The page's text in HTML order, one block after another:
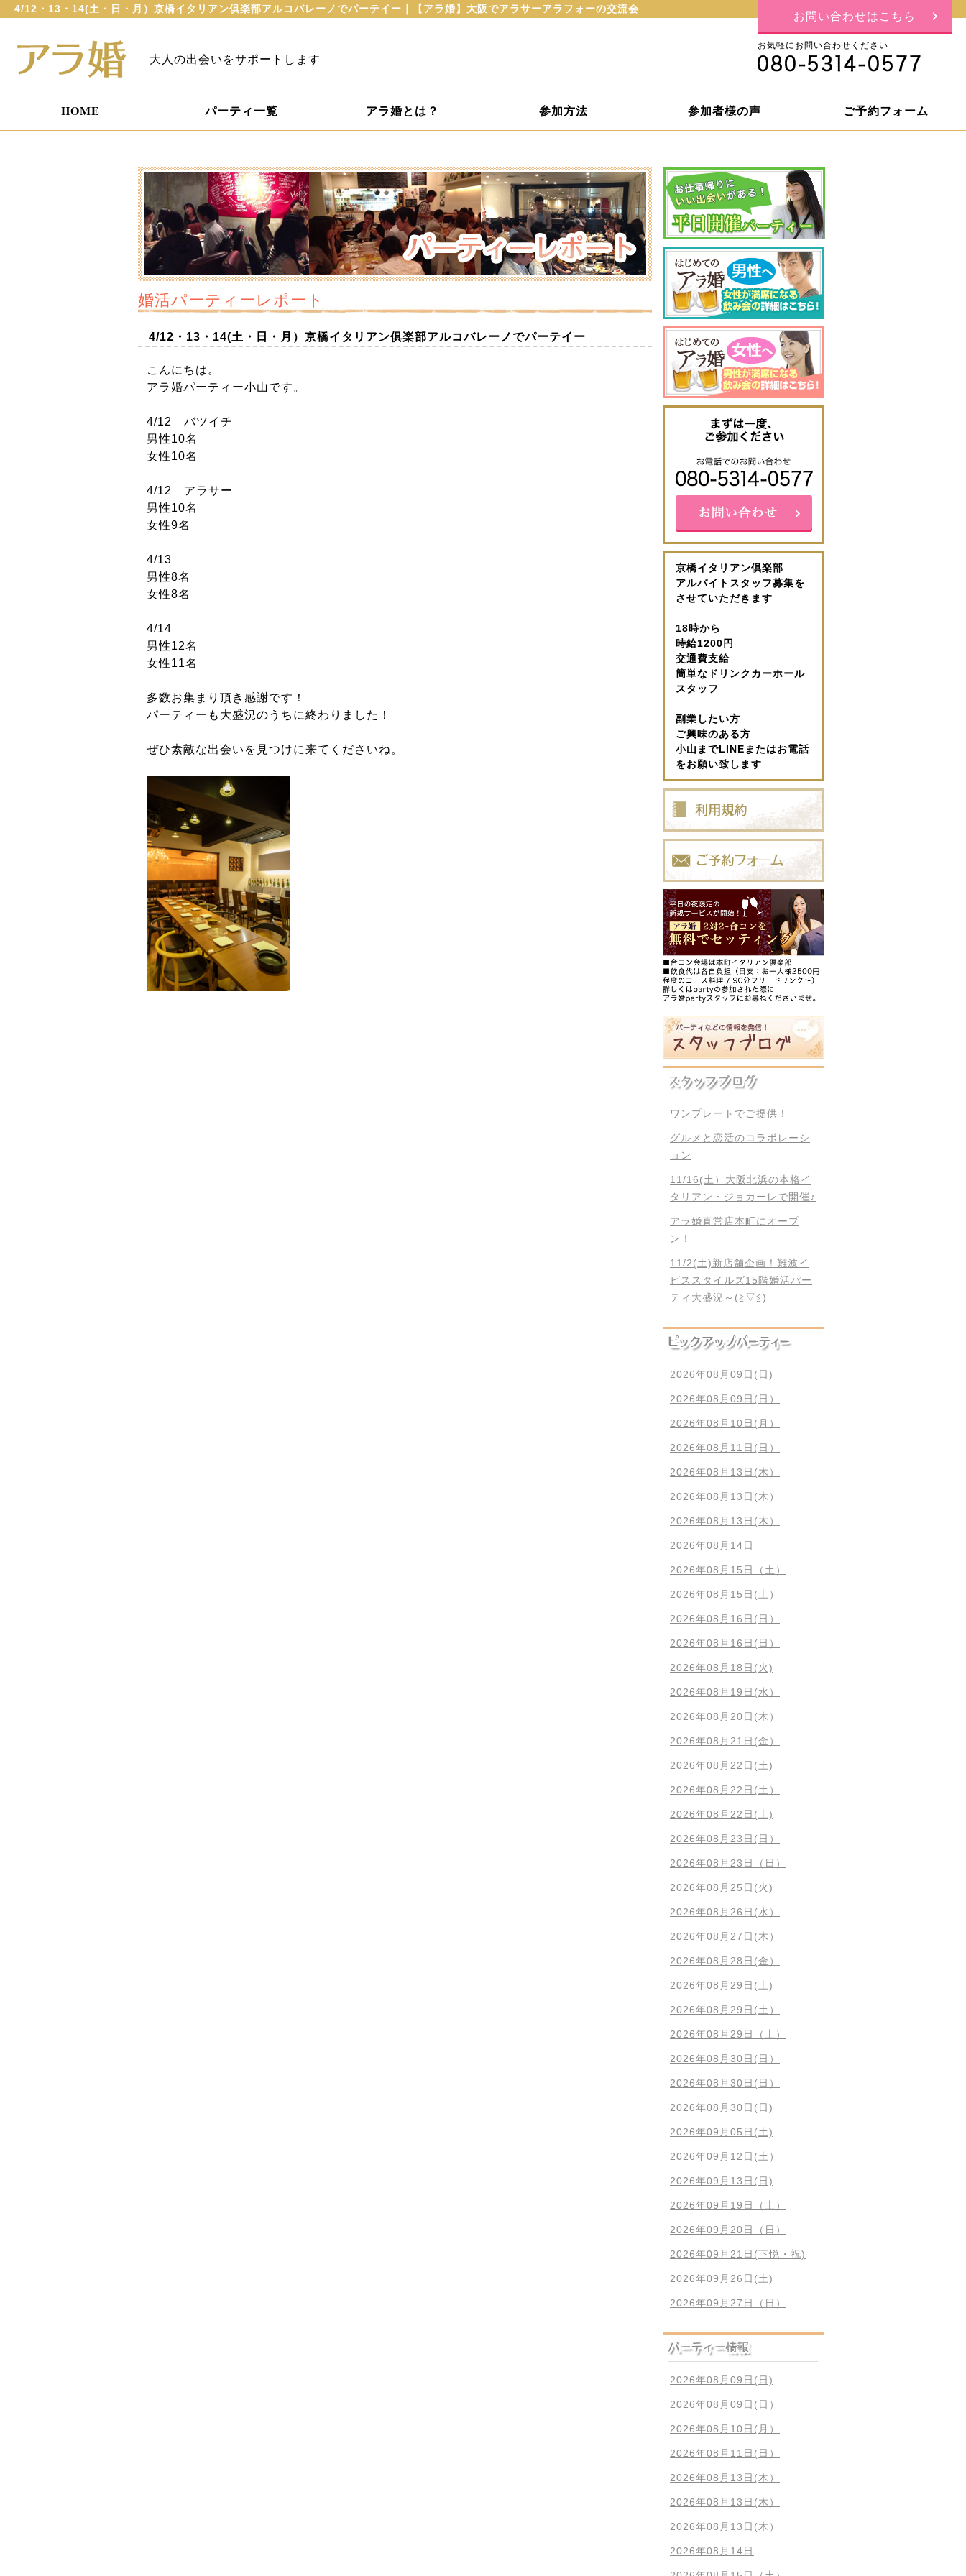
4/12・13・14(土・日・月）京橋イタリアン俱楽部アルコバレーノでパーテイー｜【アラ婚】大阪でアラサーアラフォーの交流会
大人の出会いをサポートします
お問い合わせはこちら
お気軽にお問い合わせください
HOME パーティ一覧 アラ婚とは？ 参加方法 参加者様の声 ご予約フォーム
婚活パーティーレポート
4/12・13・14(土・日・月）京橋イタリアン俱楽部アルコバレーノでパーテイー
こんにちは。
アラ婚パーティー小山です。
4/12 バツイチ
男性10名
女性10名
4/12 アラサー
男性10名
女性9名
4/13
男性8名
女性8名
4/14
男性12名
女性11名
多数お集まり頂き感謝です！
パーティーも大盛況のうちに終わりました！
ぜひ素敵な出会いを見つけに来てくださいね。
京橋イタリアン倶楽部
アルバイトスタッフ募集を
させていただきます
18時から
時給1200円
交通費支給
簡単なドリンクカーホール
スタッフ
副業したい方
ご興味のある方
小山までLINEまたはお電話
をお願い致します
ワンプレートでご提供！
グルメと恋活のコラボレーシ
ョン
11/16(土）大阪北浜の本格イ
タリアン・ジョカーレで開催♪
アラ婚直営店本町にオープ
ン！
11/2(土)新店舗企画！難波イ
ビススタイルズ15階婚活パー
ティ大盛況～(≧▽≦)
2026年08月09日(日)
2026年08月09日(日）
2026年08月10日(月）
2026年08月11日(日）
2026年08月13日(木）
2026年08月13日(木）
2026年08月13日(木）
2026年08月14日
2026年08月15日（土）
2026年08月15日(土）
2026年08月16日(日）
2026年08月16日(日）
2026年08月18日(火)
2026年08月19日(水）
2026年08月20日(木）
2026年08月21日(金）
2026年08月22日(土)
2026年08月22日(土）
2026年08月22日(土)
2026年08月23日(日）
2026年08月23日（日）
2026年08月25日(火)
2026年08月26日(水）
2026年08月27日(木）
2026年08月28日(金）
2026年08月29日(土)
2026年08月29日(土）
2026年08月29日（土）
2026年08月30日(日）
2026年08月30日(日）
2026年08月30日(日)
2026年09月05日(土)
2026年09月12日(土）
2026年09月13日(日)
2026年09月19日（土）
2026年09月20日（日）
2026年09月21日(下悦・祝)
2026年09月26日(土)
2026年09月27日（日）
2026年08月09日(日)
2026年08月09日(日）
2026年08月10日(月）
2026年08月11日(日）
2026年08月13日(木）
2026年08月13日(木）
2026年08月13日(木）
2026年08月14日